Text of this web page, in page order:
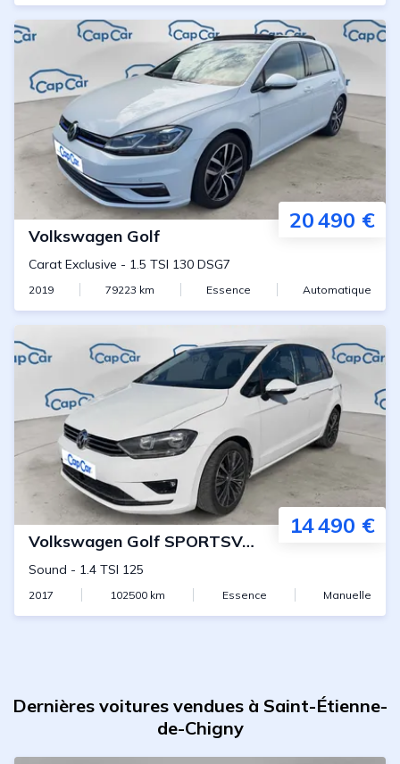
20 490 €
Volkswagen Golf
Carat Exclusive - 1.5 TSI 130 DSG7
2019 79223 km Essence Automatique
14 490 €
Volkswagen Golf SPORTSVAN
Sound - 1.4 TSI 125
2017 102500 km Essence Manuelle
Dernières voitures vendues à Saint-Étienne-
de-Chigny